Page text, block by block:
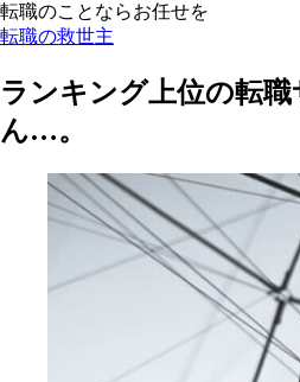
転職のことならお任せを
転職の救世主
ランキング上位の転
ん…。